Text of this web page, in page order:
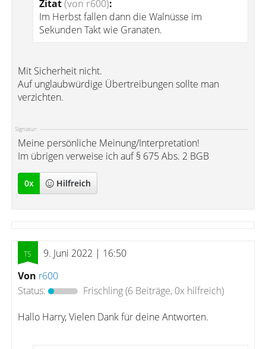
Zitat(von r600):
Im Herbst fallen dann die Walnüsse im
Sekunden Takt wie Granaten.
Mit Sicherheit nicht.
Auf unglaubwürdige Übertreibungen sollte man
verzichten.
Signatur:
Meine persönliche Meinung/Interpretation!
Im übrigen verweise ich auf § 675 Abs. 2 BGB
0x Hilfreich
9. Juni 2022 | 16:50
Von r600
Status:
Frischling(6 Beiträge, 0x hilfreich)
Hallo Harry, Vielen Dank für deine Antworten.